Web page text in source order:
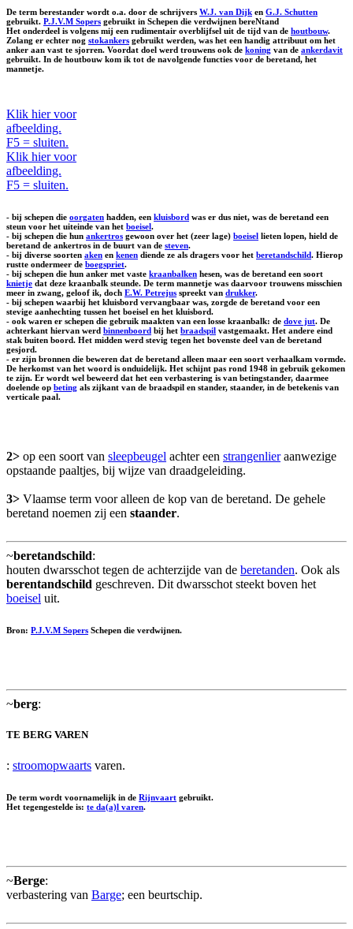
De term berestander wordt o.a. door de schrijvers W.J. van Dijk en G.J. Schutten
gebruikt. P.J.V.M Sopers gebruikt in Schepen die verdwijnen bereNtand
Het onderdeel is volgens mij een rudimentair overblijfsel uit de tijd van de houtbouw.
Zolang er echter nog stokankers gebruikt werden, was het een handig attribuut om het
anker aan vast te sjorren. Voordat doel werd trouwens ook de koning van de ankerdavit
gebruikt. In de houtbouw kom ik tot de navolgende functies voor de beretand, het
mannetje.
Klik hier voor
afbeelding.
F5 = sluiten.
Klik hier voor
afbeelding.
F5 = sluiten.
- bij schepen die oorgaten hadden, een kluisbord was er dus niet, was de beretand een
steun voor het uiteinde van het boeisel.
- bij schepen die hun ankertros gewoon over het (zeer lage) boeisel lieten lopen, hield de
beretand de ankertros in de buurt van de steven.
- bij diverse soorten aken en kenen diende ze als dragers voor het beretandschild. Hierop
rustte ondermeer de boegspriet.
- bij schepen die hun anker met vaste kraanbalken hesen, was de beretand een soort
knietje dat deze kraanbalk steunde. De term mannetje was daarvoor trouwens misschien
meer in zwang, geloof ik, doch E.W. Petrejus spreekt van drukker.
- bij schepen waarbij het kluisbord vervangbaar was, zorgde de beretand voor een
stevige aanhechting tussen het boeisel en het kluisbord.
- ook waren er schepen die gebruik maakten van een losse kraanbalk: de dove jut. De
achterkant hiervan werd binnenboord bij het braadspil vastgemaakt. Het andere eind
stak buiten boord. Het midden werd stevig tegen het bovenste deel van de beretand
gesjord.
- er zijn bronnen die beweren dat de beretand alleen maar een soort verhaalkam vormde.
De herkomst van het woord is onduidelijk. Het schijnt pas rond 1948 in gebruik gekomen
te zijn. Er wordt wel beweerd dat het een verbastering is van betingstander, daarmee
doelende op beting als zijkant van de braadspil en stander, staander, in de betekenis van
verticale paal.
2> op een soort van sleepbeugel achter een strangenlieraanwezige
opstaande paaltjes, bij wijze van draadgeleiding.
3> Vlaamse term voor alleen de kop van de beretand. De gehele
beretand noemen zij een staander.
~beretandschild:
houten dwarsschot tegen de achterzijde van de beretanden. Ook als
berentandschild geschreven. Dit dwarsschot steekt boven het
boeisel uit.
Bron: P.J.V.M Sopers Schepen die verdwijnen.
~berg:
TE BERG VAREN
: stroomopwaarts varen.
De term wordt voornamelijk in de Rijnvaart gebruikt.
Het tegengestelde is: te da(a)l varen.
~Berge:
verbastering van Barge; een beurtschip.